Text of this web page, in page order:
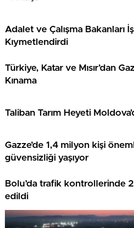
Adalet ve Çalışma Bakanları
Kıymetlendirdi
Türkiye, Katar ve Mısır’dan
Kınama
Taliban Tarım Heyeti
Gazze’de 1,4 milyon kişi
güvensizliği yaşıyor
Bolu’da trafik kontrollerinde
edildi